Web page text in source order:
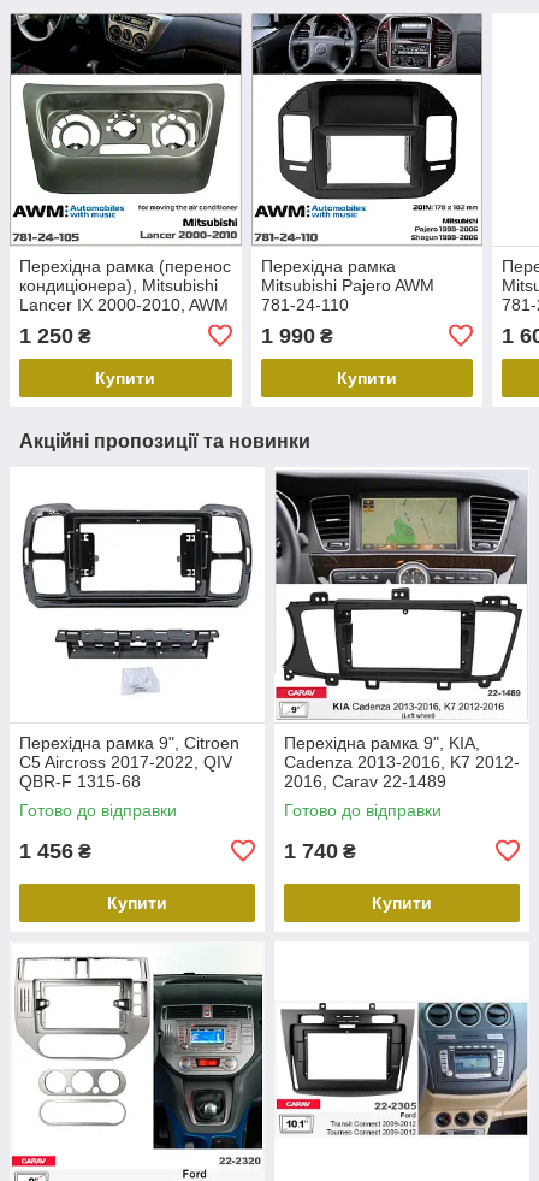
Перехідна рамка (перенос
кондиціонера), Mitsubishi
Lancer IX 2000-2010, AWM
1 250 ₴
Купити
Перехідна рамка
Mitsubishi Pajero AWM
781-24-110
1 990₴
Купити
1
Акційні пропозиції та новинки
Перехідна рамка 9", Citroen
C5 Aircross 2017-2022, QIV
QBR-F 1315-68
Готово до відправки
1 456 ₴
Купити
Перехідна рамка 9", KIA,
Cadenza 2013-2016, K7 2012-
2016, Carav 22-1489
Готово до відправки
1 740 ₴
Купити